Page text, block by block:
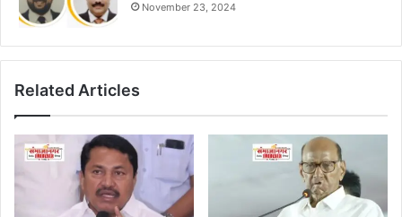
November 23, 2024
Related Articles